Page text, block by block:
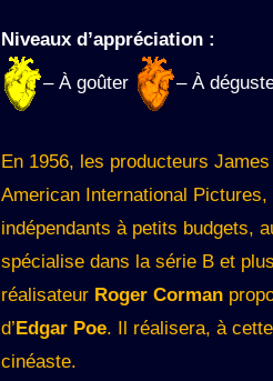
Niveaux d’appréciation :
– À goûter – À
En 1956, les producteurs
American International
indépendants à petits budgets,
spécialise dans la série B et
réalisateur Roger Corman
d’ Edgar Poe. Il réalisera, à
cinéaste.